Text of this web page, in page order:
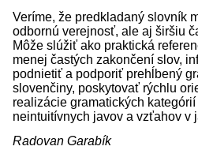
Veríme, že predkladaný slovník
odbornú verejnosť, ale aj širšiu
Môže slúžiť ako praktická
menej častých zakončení slov,
podnietiť a podporiť prehĺbený
slovenčiny, poskytovať rýchlu
realizácie gramatických
neintuitívnych javov a vzťahov v
Radovan Garabík